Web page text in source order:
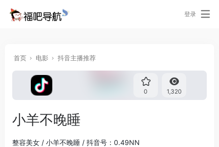
登录
首页 电影 抖音主播推荐
0 1,320
小羊不晚睡
整容美女 / 小羊不晚睡 / 抖音号：0.49NN